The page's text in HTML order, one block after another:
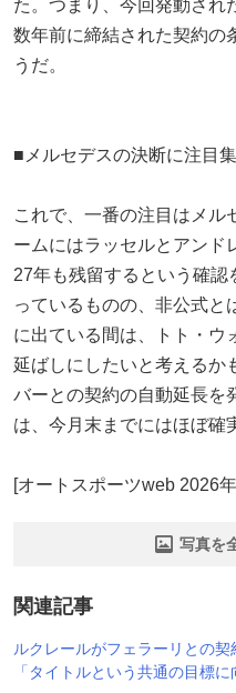
た。つまり、今回発動され
数年前に締結された契約の
うだ。
■メルセデスの決断に注目
これで、一番の注目はメル
ームにはラッセルとアンド
27年も残留するという確
っているものの、非公式と
に出ている間は、トト・ウ
延ばしにしたいと考えるか
バーとの契約の自動延長を
は、今月末までにはほぼ確
[オートスポーツweb 2026
写真を
関連記事
ルクレールがフェラーリとの
「タイトルという共通の目標